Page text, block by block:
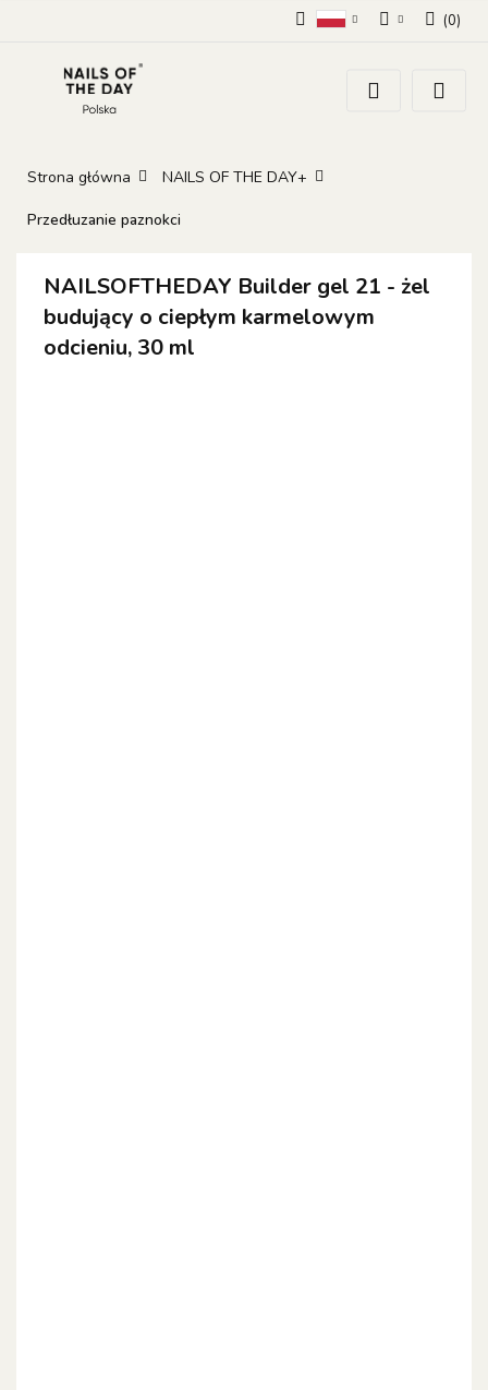
Zarejestruj się
(0)
Strona główna NAILS OF THE DAY+
Przedłuzanie paznokci
NAILSOFTHEDAY Builder gel 21 - żel
budujący o ciepłym karmelowym
odcieniu, 30 ml